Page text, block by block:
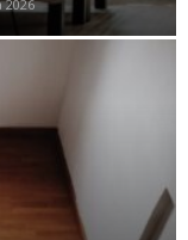
2026